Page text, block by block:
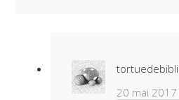
20 mai